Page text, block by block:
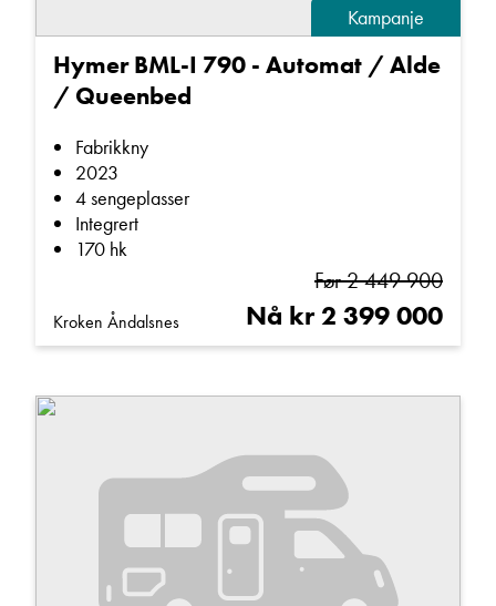
Kampanje
Hymer BML-I 790 - Automat / Alde
/ Queenbed
Fabrikkny
2023
4 sengeplasser
Integrert
170 hk
Før 2 449 900
Nå kr 2 399 000
Kroken Åndalsnes